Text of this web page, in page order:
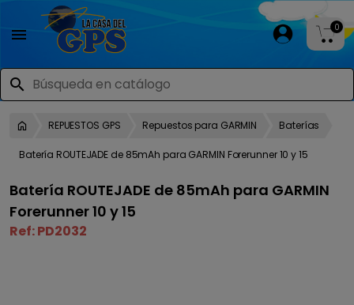

search
0
REPUESTOS GPS Repuestos para GARMIN Baterías
Batería ROUTEJADE de 85mAh para GARMIN Forerunner 10 y 15
Batería ROUTEJADE de 85mAh para GARMIN
Forerunner 10 y 15
Ref:PD2032